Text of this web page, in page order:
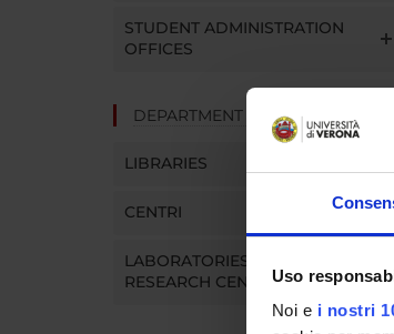
Uso
Noi e i nostri
STUDENT ADMINISTRATION
OFFICES
DEPARTMENT FACILITIES
LIBRARIES
CENTRI
LABORATORIES AND
RESEARCH CENTRES